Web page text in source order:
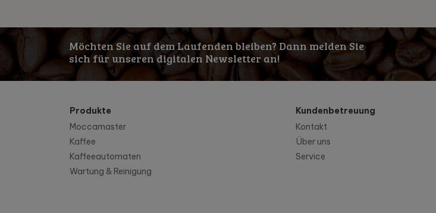
Möchten Sie auf dem Laufenden bleiben? Dann melden Sie
sich für unseren digitalen Newsletter an!
Produkte
Moccamaster
Kaffee
Kaffeeautomaten
Wartung & Reinigung
Kundenbetreuung
Kontakt
Über uns
Service